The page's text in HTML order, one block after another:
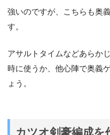
強いのですが、こちらも奥
す。
アサルトタイムなどあらか
時に使うか、他心陣で奥義
ょう。
カツオ剣豪編成